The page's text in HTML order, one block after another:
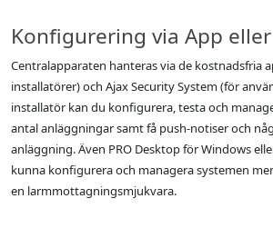
Konfigurering via App eller
Centralapparaten hanteras via de kostnadsfria
installatörer) och Ajax Security System (för
installatör kan du konfigurera, testa och
antal anläggningar samt få push-notiser och
anläggning. Även PRO Desktop för Windows
kunna konfigurera och managera systemen
en larmmottagningsmjukvara.